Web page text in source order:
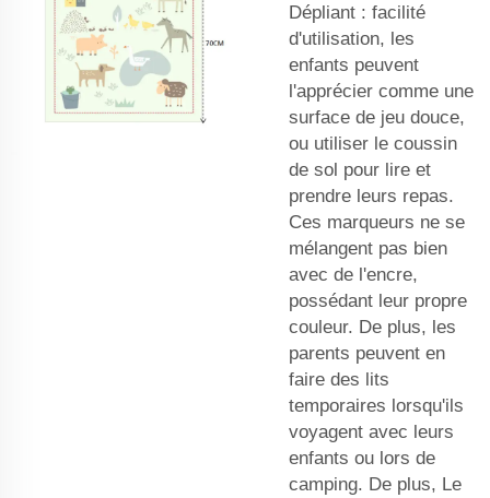
Dépliant : facilité
d'utilisation, les
enfants peuvent
l'apprécier comme une
surface de jeu douce,
ou utiliser le coussin
de sol pour lire et
prendre leurs repas.
Ces marqueurs ne se
mélangent pas bien
avec de l'encre,
possédant leur propre
couleur. De plus, les
parents peuvent en
faire des lits
temporaires lorsqu'ils
voyagent avec leurs
enfants ou lors de
camping. De plus, Le